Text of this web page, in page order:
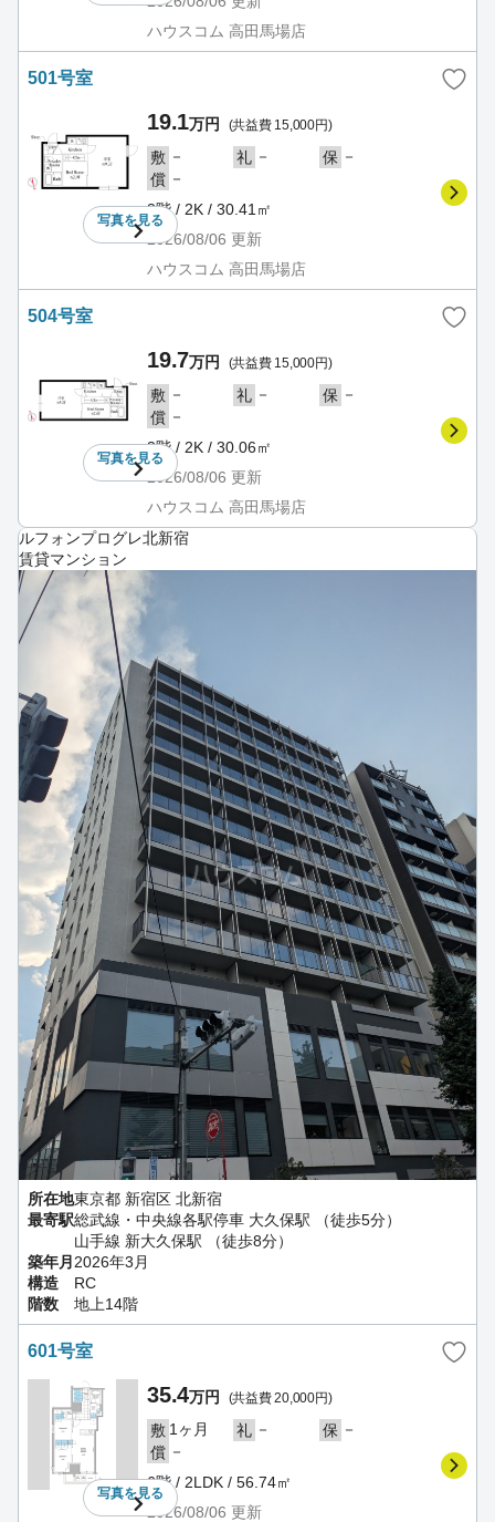
ハウスコム 高田馬場店
501号室
写真を見る
19.1万円 (共益費 15,000円)
敷 － 礼 － 保 －
償 －
3階 / 2K / 30.41㎡
2026/08/06 更新
ハウスコム 高田馬場店
504号室
写真を見る
19.7万円 (共益費 15,000円)
敷 － 礼 － 保 －
償 －
3階 / 2K / 30.06㎡
2026/08/06 更新
ハウスコム 高田馬場店
ルフォンプログレ北新宿
賃貸マンション
所在地東京都 新宿区 北新宿
最寄駅総武線・中央線各駅停車 大久保駅 （徒歩5分）
山手線 新大久保駅 （徒歩8分）
築年月 2026年3月
構造
RC
階数
地上14階
601号室
写真を見る
35.4万円 (共益費 20,000円)
敷 1ヶ月 礼 － 保 －
償 －
6階 / 2LDK / 56.74㎡
2026/08/06 更新